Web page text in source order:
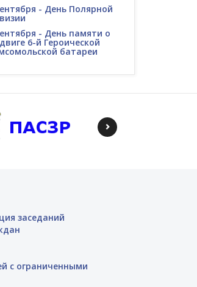
- День Полярной
- День памяти о
6-й Героической
батареи
заседаний
с ограниченными